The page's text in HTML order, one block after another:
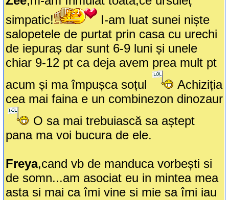
simpatic!
I-am luat sunei niște
salopetele de purtat prin casa cu urechi
de iepuraș dar sunt 6-9 luni și unele
chiar 9-12 pt ca deja avem prea mult pt
acum și ma împușca soțul
Achiziția
cea mai faina e un combinezon dinozaur
O sa mai trebuiască sa aștept
pana ma voi bucura de ele.
Freya,cand vb de manduca vorbești si
de somn...am asociat eu in mintea mea
asta si mai ca îmi vine si mie sa îmi iau